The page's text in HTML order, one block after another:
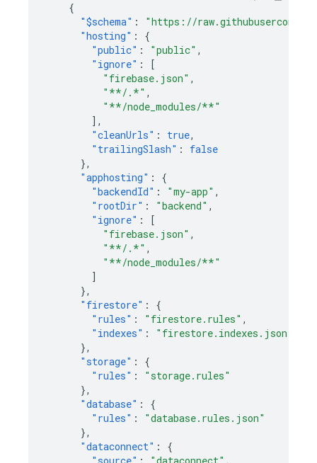
{
"$schema" :
"https://
"hosting" :
{
"public" : "public" ,
"ignore" :
[
"firebase.json" ,
"**/.*" ,
"**/node_modules/**"
],
"cleanUrls" : true,
"trailingSlash" :
false
},
"apphosting" :
{
"backendId" : "my-app" ,
"rootDir" : "backend" ,
"ignore" :
[
"firebase.json" ,
"**/.*" ,
"**/node_modules/**"
]
},
"firestore" :
{
"rules" : "firestore.rules" ,
"indexes" :
"firestore.indexes.json"
},
"storage" :
{
"rules" :
"storage.rules"
},
"database" :
{
"rules" :
"database.rules.json"
},
"dataconnect" :
{